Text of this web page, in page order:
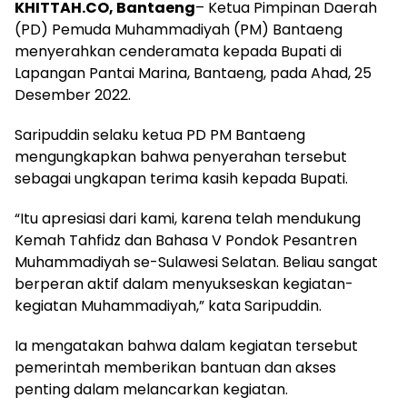
KHITTAH.CO, Bantaeng– Ketua Pimpinan Daerah
(PD) Pemuda Muhammadiyah (PM) Bantaeng
menyerahkan cenderamata kepada Bupati di
Lapangan Pantai Marina, Bantaeng, pada Ahad, 25
Desember 2022.
Saripuddin selaku ketua PD PM Bantaeng
mengungkapkan bahwa penyerahan tersebut
sebagai ungkapan terima kasih kepada Bupati.
“Itu apresiasi dari kami, karena telah mendukung
Kemah Tahfidz dan Bahasa V Pondok Pesantren
Muhammadiyah se-Sulawesi Selatan. Beliau sangat
berperan aktif dalam menyukseskan kegiatan-
kegiatan Muhammadiyah,” kata Saripuddin.
Ia mengatakan bahwa dalam kegiatan tersebut
pemerintah memberikan bantuan dan akses
penting dalam melancarkan kegiatan.